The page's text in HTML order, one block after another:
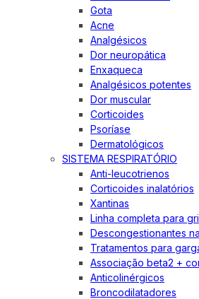
Gota
Acne
Analgésicos
Dor neuropática
Enxaqueca
Analgésicos potentes
Dor muscular
Corticoides
Psoríase
Dermatológicos
SISTEMA RESPIRATÓRIO
Anti-leucotrienos
Corticoides inalatórios
Xantinas
Linha completa para
Descongestionantes
Tratamentos para
Associação beta2 +
Anticolinérgicos
Broncodilatadores